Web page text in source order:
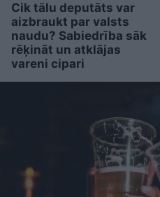
Cik tālu deputāts var
aizbraukt par valsts
naudu? Sabiedrība sāk
rēķināt un atklājas
vareni cipari